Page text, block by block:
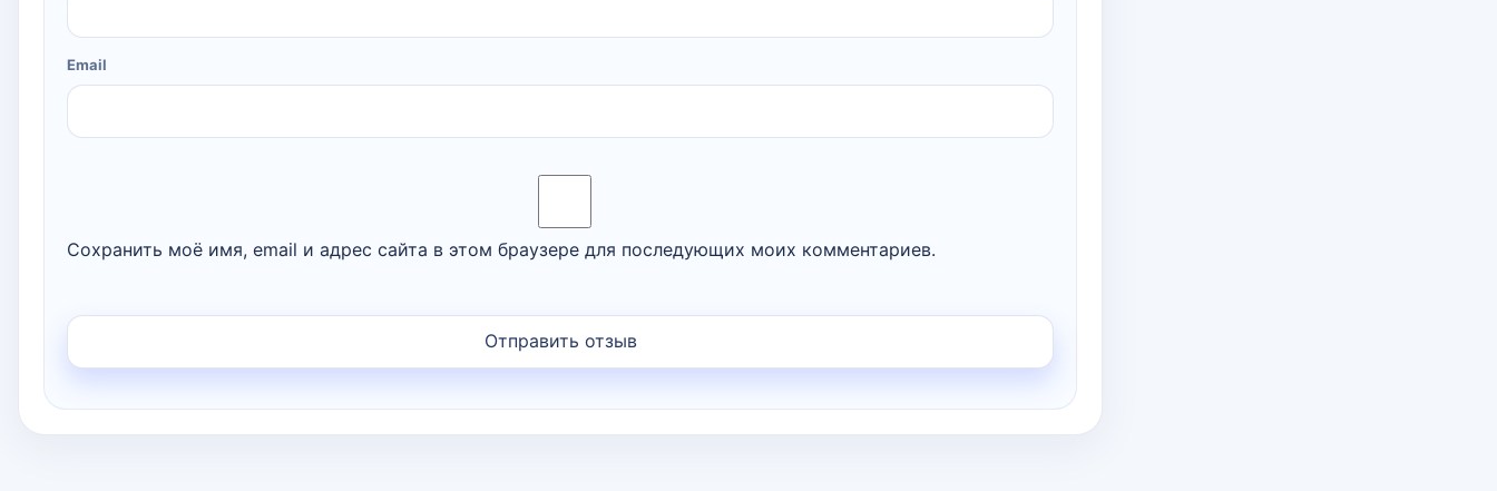
Email
Сохранить моё имя, email и адрес сайта в этом браузере для последующих моих комментариев.